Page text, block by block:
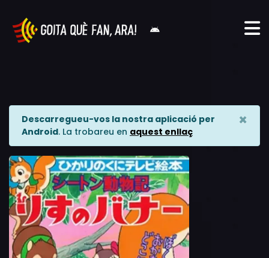
Descarregueu-vos la nostra aplicació per
Android. La trobareu en aquest enllaç
×